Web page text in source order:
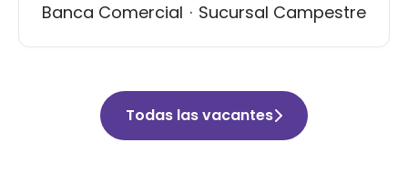
Banca Comercial · Sucursal Campestre
Todas las vacantes